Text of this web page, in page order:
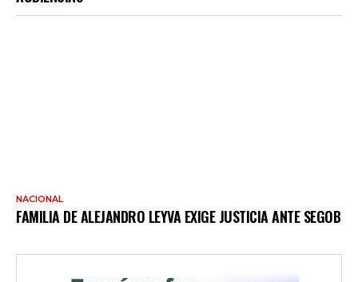
NACIONAL
FAMILIA DE ALEJANDRO LEYVA EXIGE JUSTICIA ANTE SEGOB